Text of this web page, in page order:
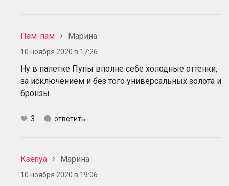
Пам-пам Марина
10 ноября 2020 в 17:26
Ну в палетке Пупы вполне себе холодные оттенки,
за исключением и без того универсальных золота и
бронзы
3 ответить
Ksenya Марина
10 ноября 2020 в 19:06